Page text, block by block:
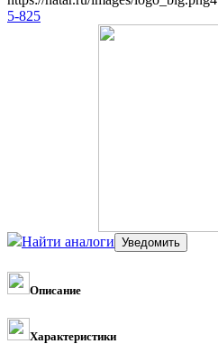
5-825
Найти аналоги
Описание
Характеристики